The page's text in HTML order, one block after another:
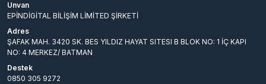
Unvan
EPİNDİGİTAL BİLİŞİM LİMİTED ŞİRKETİ
Adres
ŞAFAK MAH. 3420 SK. BES YILDIZ HAYAT SITESI B BLOK NO: 1 İÇ KAPI
NO: 4 MERKEZ/ BATMAN
Destek
0850 305 9272